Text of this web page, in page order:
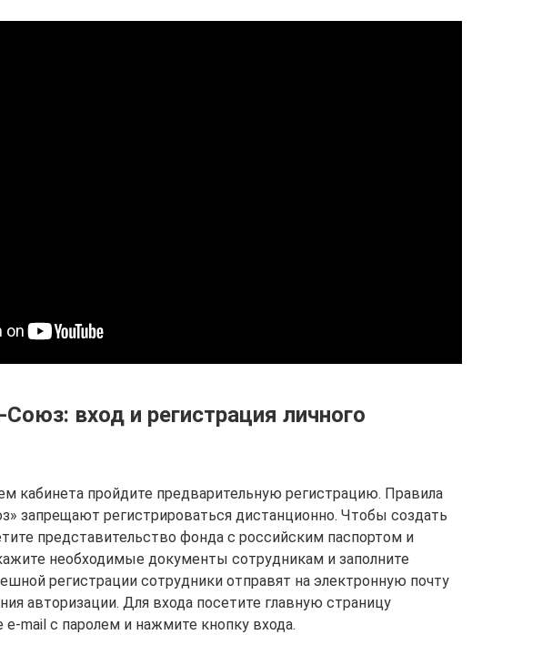
вход и регистрация личного
кабинета пройдите предварительную регистрацию. Правила
запрещают регистрироваться дистанционно. Чтобы создать
представительство фонда с российским паспортом и
необходимые документы сотрудникам и заполните
регистрации сотрудники отправят на электронную почту
авторизации. Для входа посетите главную страницу
e-mail с паролем и нажмите кнопку входа.